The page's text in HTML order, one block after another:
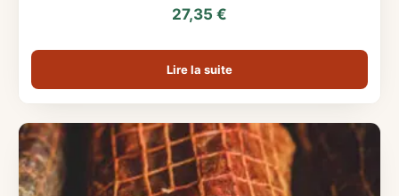
27,35 €
Lire la suite